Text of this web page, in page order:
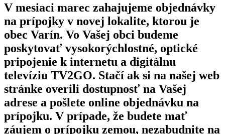
V mesiaci marec zahajujeme objednávky
na prípojky v novej lokalite, ktorou je
obec Varín. Vo Vašej obci budeme
poskytovať vysokorýchlostné, optické
pripojenie k internetu a digitálnu
televíziu TV2GO. Stačí ak si na našej web
stránke overili dostupnosť na Vašej
adrese a pošlete online objednávku na
prípojku. V prípade, že budete mať
záujem o prípojku zemou, nezabudnite na